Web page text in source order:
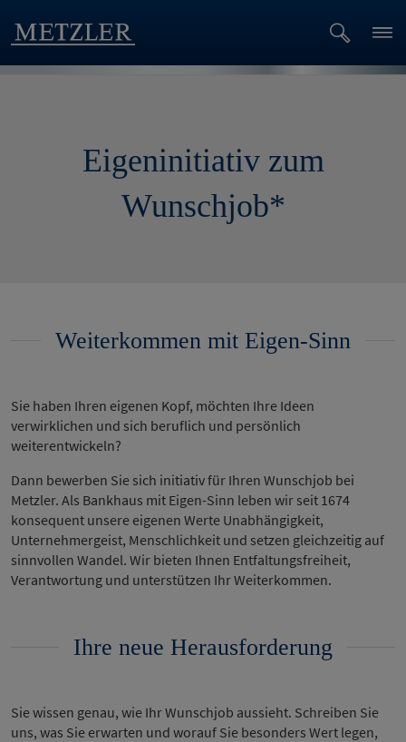
Eigeninitiativ zum
Wunschjob*
Weiterkommen mit Eigen-Sinn
Sie haben Ihren eigenen Kopf, möchten Ihre Ideen
verwirklichen und sich beruflich und persönlich
weiterentwickeln?
Dann bewerben Sie sich initiativ für Ihren Wunschjob bei
Metzler. Als Bankhaus mit Eigen-Sinn leben wir seit 1674
konsequent unsere eigenen Werte Unabhängigkeit,
Unternehmergeist, Menschlichkeit und setzen gleichzeitig auf
sinnvollen Wandel. Wir bieten Ihnen Entfaltungsfreiheit,
Verantwortung und unterstützen Ihr Weiterkommen.
Ihre neue Herausforderung
Sie wissen genau, wie Ihr Wunschjob aussieht. Schreiben Sie
uns, was Sie erwarten und worauf Sie besonders Wert legen,